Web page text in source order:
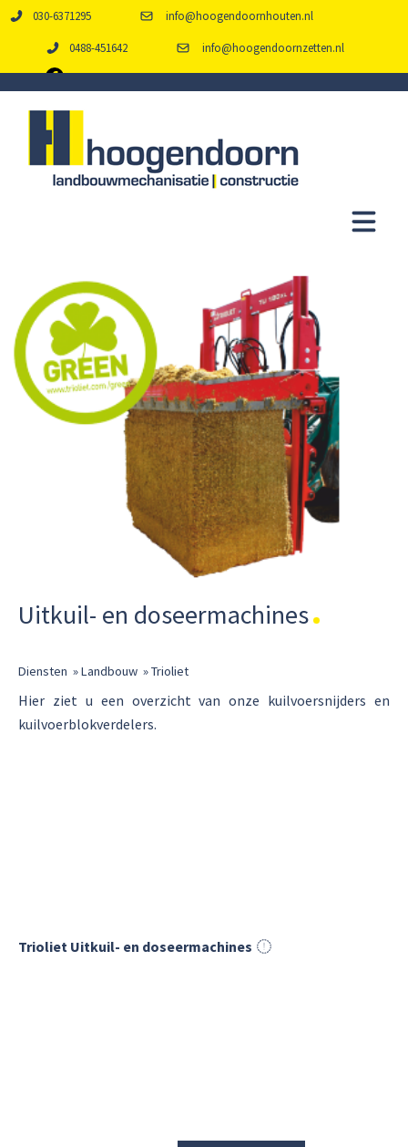
030-6371295 info@hoogendoornhouten.nl
0488-451642 info@hoogendoornzetten.nl
Uitkuil- en doseermachines
Diensten »Landbouw »Trioliet
Hier ziet u een overzicht van onze kuilvoersnijders en
kuilvoerblokverdelers.
Trioliet Uitkuil- en doseermachines